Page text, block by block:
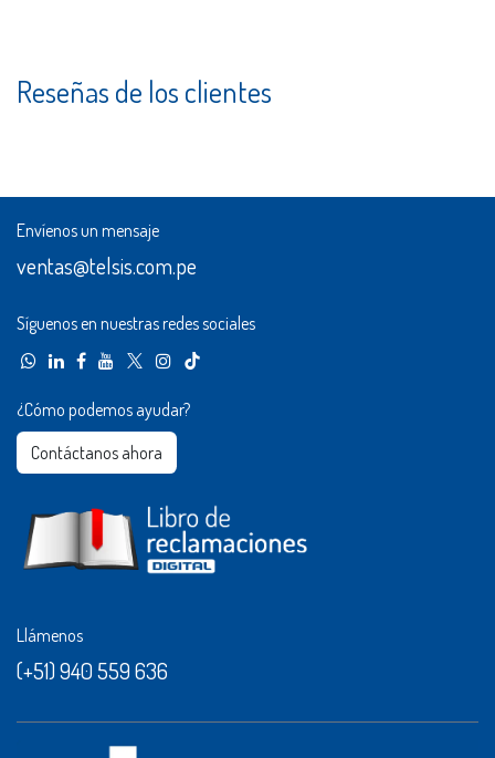
Reseñas de los clientes
Envíenos un mensaje
ventas@telsis.com.pe
Síguenos en nuestras redes sociales
¿Cómo podemos ayudar?
Contáctanos ahora​​
Llámenos
(+51) 940 559 636